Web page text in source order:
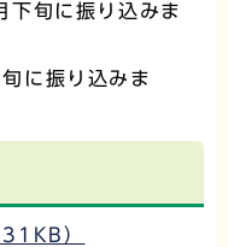
旬に振り込みま
に振り込みま
）